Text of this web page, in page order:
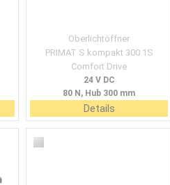
Oberlichtöffner
PRIMAT S kompakt 300 1S
Comfort Drive
24 V DC
80 N, Hub 300 mm
Details